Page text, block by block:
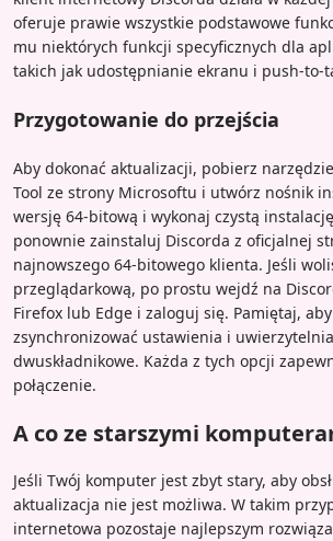
oferuje prawie wszystkie podstawowe
mu niektórych funkcji specyficznych dla
takich jak udostępnianie ekranu i push-to-
Przygotowanie do przejścia
Aby dokonać aktualizacji, pobierz
Tool ze strony Microsoftu i utwórz nośnik
wersję 64-bitową i wykonaj czystą
ponownie zainstaluj Discorda z oficjalnej
najnowszego 64-bitowego klienta. Jeśli
przeglądarkową, po prostu wejdź na
Firefox lub Edge i zaloguj się. Pamiętaj,
zsynchronizować ustawienia i
dwuskładnikowe. Każda z tych opcji
połączenie.
A co ze starszymi
Jeśli Twój komputer jest zbyt stary, aby
aktualizacja nie jest możliwa. W takim
internetowa pozostaje najlepszym